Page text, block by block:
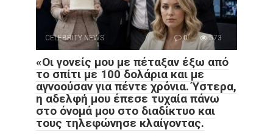
CELEBRITY NEWS 0 573
«Οι γονείς μου με πέταξαν έξω από
το σπίτι με 100 δολάρια και με
αγνοούσαν για πέντε χρόνια. Ύστερα,
η αδελφή μου έπεσε τυχαία πάνω
στο όνομά μου στο διαδίκτυο και
τους τηλεφώνησε κλαίγοντας.